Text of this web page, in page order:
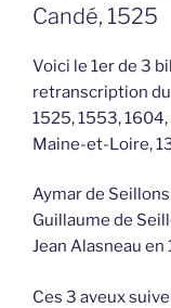
Candé, 1525
Voici le 1er de 3
retranscription
1525, 1553,
Maine-et-Loire,
Aymar de
Guillaume de
Jean Alasneau en
Ces 3 aveux